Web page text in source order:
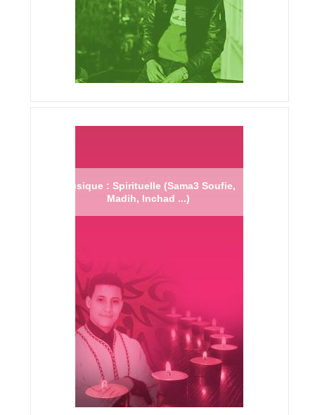
Musique : Spirituelle (Sama3 Soufie,
Madih, Inchad ...)